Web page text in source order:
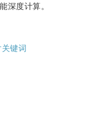
深度计算。